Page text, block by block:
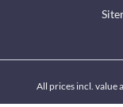
All prices incl. value